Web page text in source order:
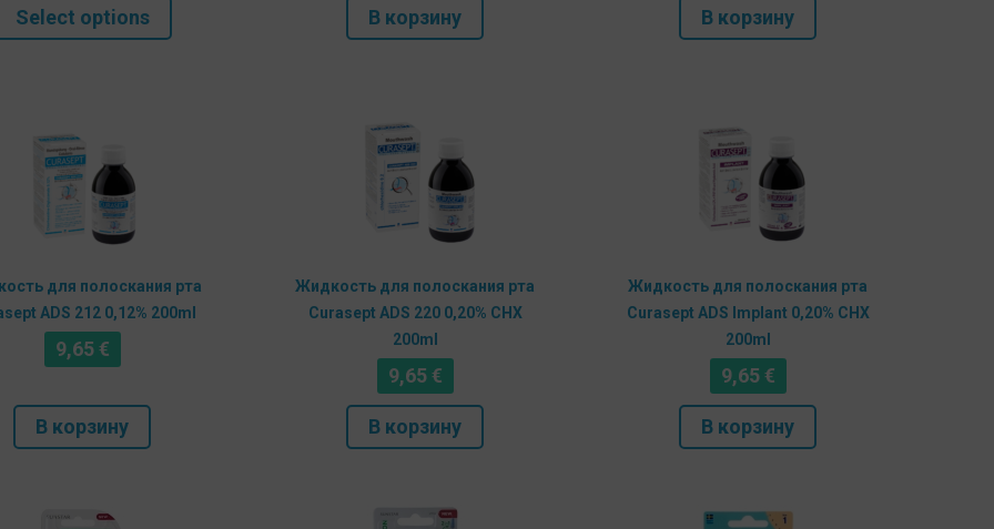
Select options В корзину В корзину
для полоскания рта
ADS 212 0,12% 200ml
9,65€
В корзину
Жидкость для полоскания рта
Curasept ADS 220 0,20% CHX
200ml
9,65€
В корзину
Жидкость для полоскания рта
Curasept ADS Implant 0,20% CHX
200ml
9,65€
В корзину